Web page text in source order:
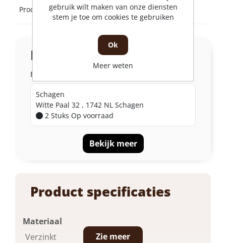
Product specificaties
Materiaal
Verzinkt
Zie meer
Product bijlagen
In de winkel
Bekijk de voorraad per filiaal
Schagen
Witte Paal 32 , 1742 NL Schagen
2 Stuks Op voorraad
Bekijk meer
gebruik wilt maken van onze diensten
stem je toe om cookies te gebruiken
Ok
Meer weten